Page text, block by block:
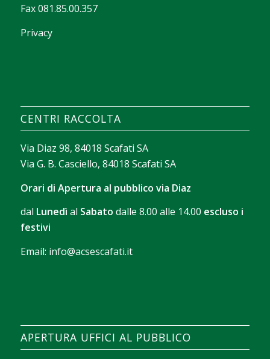
Fax 081.85.00.357
Privacy
construire un texte court sur les filtres de
recherche, le tri des jeux et les outils qui facilitent
l’exploration sans perdre de temps.
CENTRI RACCOLTA
Via Diaz 98, 84018 Scafati SA
Via G. B. Casciello, 84018 Scafati SA
Orari di Apertura al pubblico via Diaz
dal Lunedì al Sabato dalle 8.00 alle 14.00 escluso i
festivi
Email: info@acsescafati.it
comment se déroule chaque manche avant
d’envisager une session avec de vraies mises.
APERTURA UFFICI AL PUBBLICO